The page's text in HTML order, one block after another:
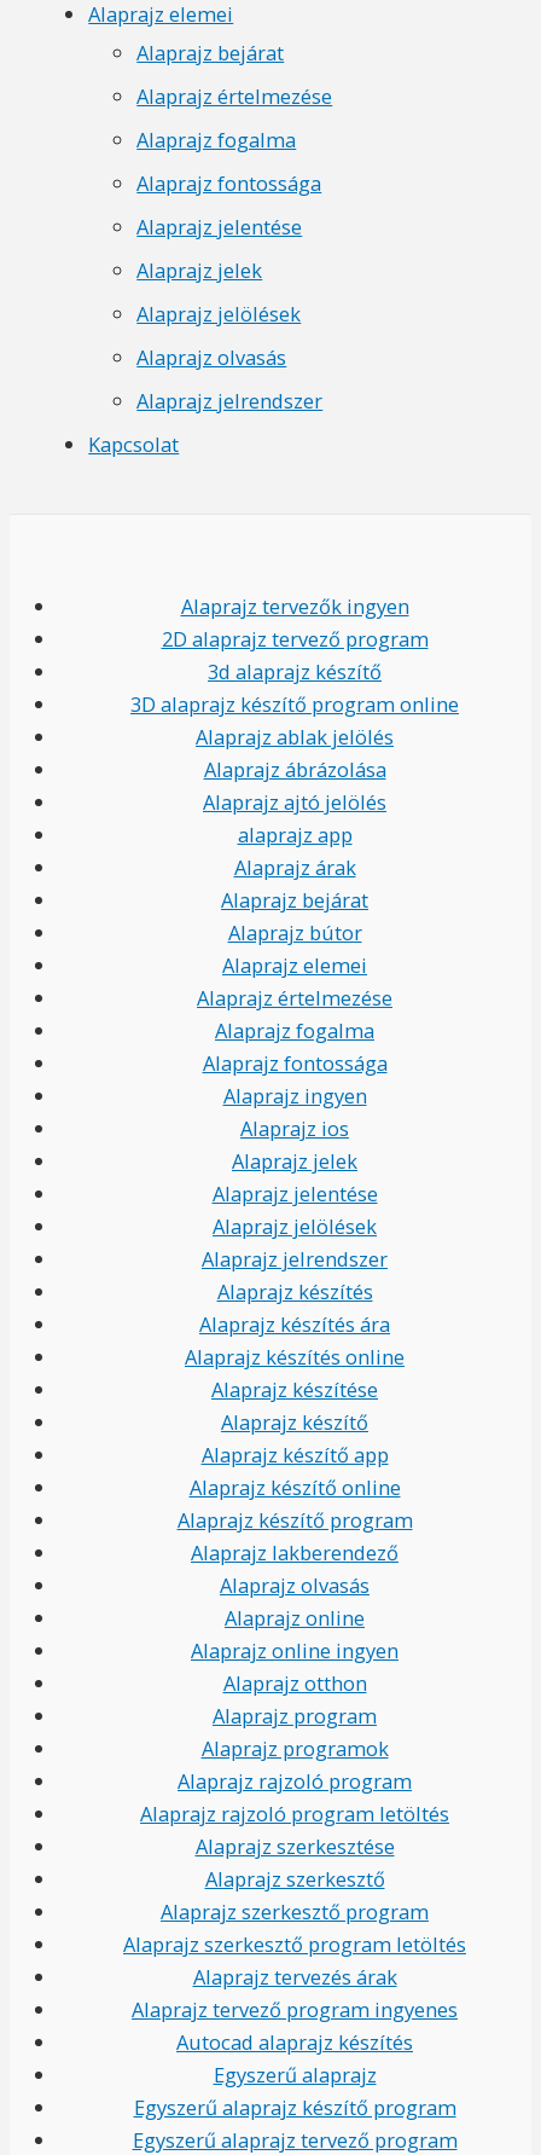
Alaprajz elemei
Alaprajz bejárat
Alaprajz értelmezése
Alaprajz fogalma
Alaprajz fontossága
Alaprajz jelentése
Alaprajz jelek
Alaprajz jelölések
Alaprajz olvasás
Alaprajz jelrendszer
Kapcsolat
Alaprajz tervezők ingyen
2D alaprajz tervező program
3d alaprajz készítő
3D alaprajz készítő program online
Alaprajz ablak jelölés
Alaprajz ábrázolása
Alaprajz ajtó jelölés
alaprajz app
Alaprajz árak
Alaprajz bejárat
Alaprajz bútor
Alaprajz elemei
Alaprajz értelmezése
Alaprajz fogalma
Alaprajz fontossága
Alaprajz ingyen
Alaprajz ios
Alaprajz jelek
Alaprajz jelentése
Alaprajz jelölések
Alaprajz jelrendszer
Alaprajz készítés
Alaprajz készítés ára
Alaprajz készítés online
Alaprajz készítése
Alaprajz készítő
Alaprajz készítő app
Alaprajz készítő online
Alaprajz készítő program
Alaprajz lakberendező
Alaprajz olvasás
Alaprajz online
Alaprajz online ingyen
Alaprajz otthon
Alaprajz program
Alaprajz programok
Alaprajz rajzoló program
Alaprajz rajzoló program letöltés
Alaprajz szerkesztése
Alaprajz szerkesztő
Alaprajz szerkesztő program
Alaprajz szerkesztő program letöltés
Alaprajz tervezés árak
Alaprajz tervező program ingyenes
Autocad alaprajz készítés
Egyszerű alaprajz
Egyszerű alaprajz készítő program
Egyszerű alaprajz tervező program